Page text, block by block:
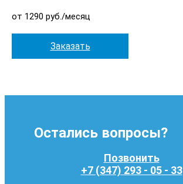
от 1290 руб./месяц
Заказать
Остались вопросы?
Позвонить
+7 (347) 293 - 05 - 33